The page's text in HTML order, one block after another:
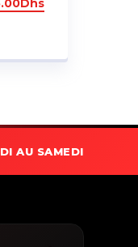
Dhs
AU SAMEDI